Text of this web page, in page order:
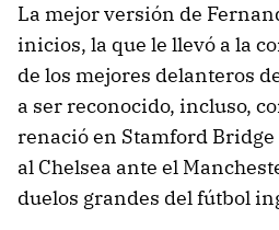
La mejor versión de
inicios, la que le llevó a la
de los mejores delanteros
a ser reconocido, incluso,
renació en Stamford
al Chelsea ante el
duelos grandes del fútbol